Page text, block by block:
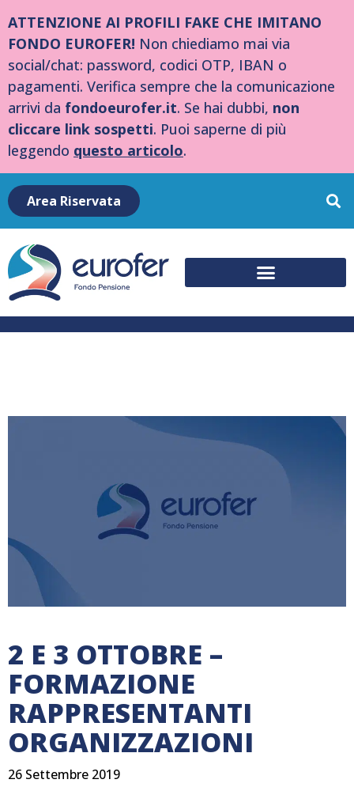
ATTENZIONE AI PROFILI FAKE CHE IMITANO
FONDO EUROFER! Non chiediamo mai via
social/chat: password, codici OTP, IBAN o
pagamenti. Verifica sempre che la comunicazione
arrivi da fondoeurofer.it. Se hai dubbi, non
cliccare link sospetti. Puoi saperne di più
leggendo questo articolo.
Area Riservata
2 E 3 OTTOBRE –
FORMAZIONE
RAPPRESENTANTI
ORGANIZZAZIONI
26 Settembre 2019